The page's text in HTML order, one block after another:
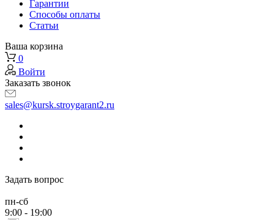
Гарантии
Способы оплаты
Статьи
Ваша корзина
0
Войти
Заказать звонок
sales@kursk.stroygarant2.ru
Задать вопрос
пн-сб
9:00 - 19:00